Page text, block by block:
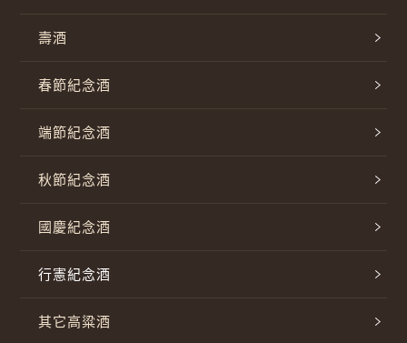
壽酒
春節紀念酒
端節紀念酒
秋節紀念酒
國慶紀念酒
行憲紀念酒
其它高粱酒